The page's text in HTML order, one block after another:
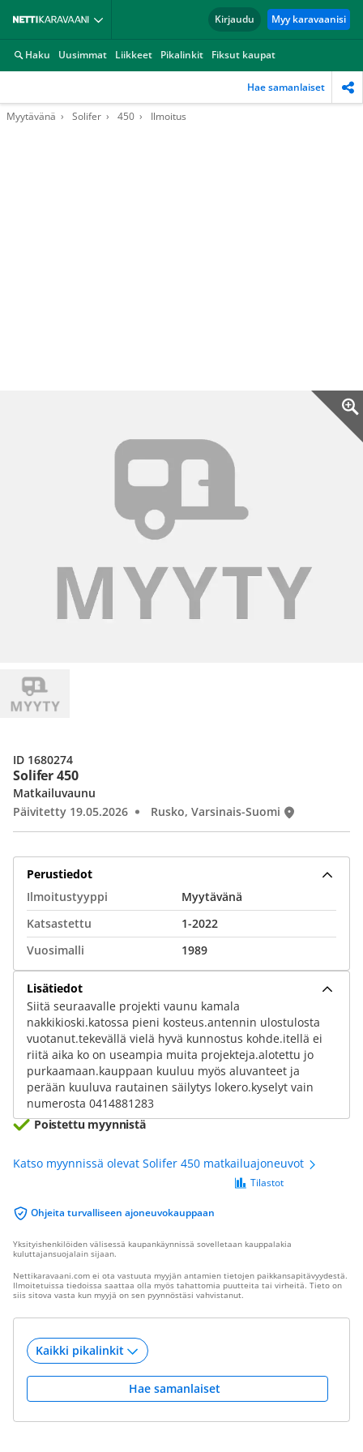
Kirjaudu Myy karavaanisi
Haku Uusimmat Liikkeet Pikalinkit Fiksut kaupat
Hae samanlaiset
Myytävänä Solifer 450 Ilmoitus
Solifer 450
Matkailuvaunu
Päivitetty 19.05.2026
Rusko, Varsinais-Suomi
ID 1680274
Perustiedot
Ilmoitustyyppi
Myytävänä
Katsastettu
1-2022
Vuosimalli
1989
Lisätiedot
Siitä seuraavalle projekti vaunu kamala
nakkikioski.katossa pieni kosteus.antennin ulostulosta
vuotanut.tekevällä vielä hyvä kunnostus kohde.itellä ei
riitä aika ko on useampia muita projekteja.alotettu jo
purkaamaan.kauppaan kuuluu myös aluvanteet ja
perään kuuluva rautainen säilytys lokero.kyselyt vain
numerosta 0414881283
Poistettu myynnistä
Katso myynnissä olevat Solifer 450 matkailuajoneuvot
Ohjeita turvalliseen ajoneuvokauppaan
Tilastot
Yksityishenkilöiden välisessä kaupankäynnissä sovelletaan kauppalakia
kuluttajansuojalain sijaan.
Nettikaravaani.com ei ota vastuuta myyjän antamien tietojen paikkansapitävyydestä.
Ilmoitetuissa tiedoissa saattaa olla myös tahattomia puutteita tai virheitä. Tieto on
siis sitova vasta kun myyjä on sen pyynnöstäsi vahvistanut.
Hae samanlaiset